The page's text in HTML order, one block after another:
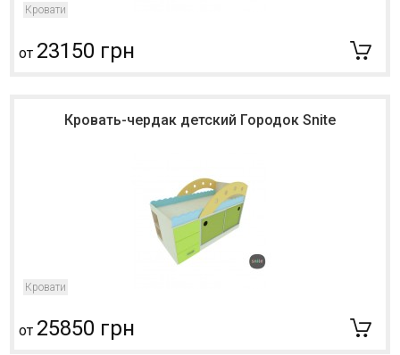
Кровати
от 23150 грн
Кровать-чердак детский Городок Snite
Кровати
от 25850 грн